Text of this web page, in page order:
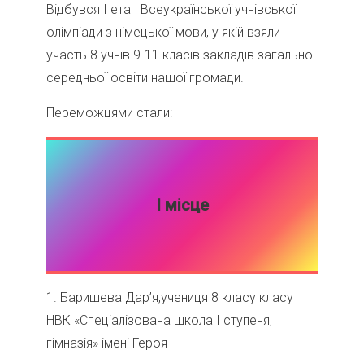
Відбувся І етап Всеукраїнської учнівської
олімпіади з німецької мови, у якій взяли
участь 8 учнів 9-11 класів закладів загальної
середньої освіти нашої громади.
Переможцями стали:
І місце
1. Баришева Дар’я,учениця 8 класу класу
НВК «Спеціалізована школа І ступеня,
гімназія» імені Героя